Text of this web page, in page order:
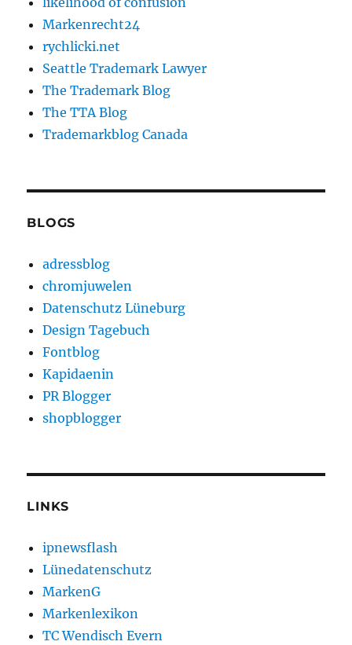
Markenrecht24
rychlicki.net
Seattle Trademark Lawyer
The Trademark Blog
The TTA Blog
Trademarkblog Canada
BLOGS
adressblog
chromjuwelen
Datenschutz Lüneburg
Design Tagebuch
Fontblog
Kapidaenin
PR Blogger
shopblogger
LINKS
ipnewsflash
Lünedatenschutz
MarkenG
Markenlexikon
TC Wendisch Evern